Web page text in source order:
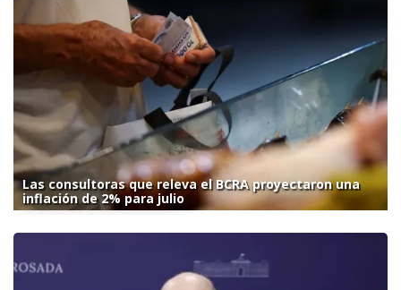
Las consultoras que releva el BCRA proyectaron una
inflación de 2% para julio